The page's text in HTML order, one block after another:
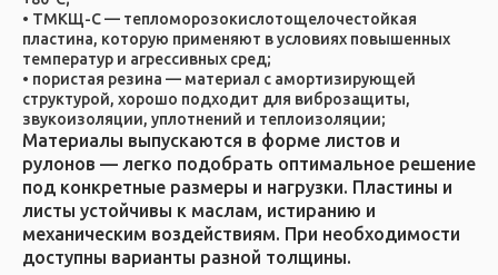
ТМКЩ-С — тепломорозокислотощелочестойкая
пластина, которую применяют в условиях повышенных
температур и агрессивных сред;
пористая резина — материал с амортизирующей
структурой, хорошо подходит для виброзащиты,
звукоизоляции, уплотнений и теплоизоляции;
Материалы выпускаются в форме листов и
рулонов — легко подобрать оптимальное решение
под конкретные размеры и нагрузки. Пластины и
листы устойчивы к маслам, истиранию и
механическим воздействиям. При необходимости
доступны варианты разной толщины.